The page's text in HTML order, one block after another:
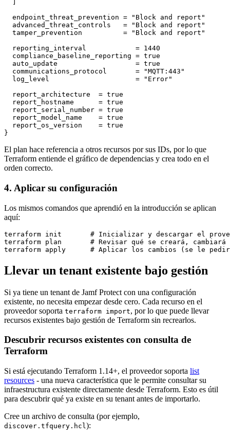
  endpoint_threat_prevention = "Block and report"
  advanced_threat_controls   = "Block and report"
  tamper_prevention          = "Block and report"
  reporting_interval            = 1440
  compliance_baseline_reporting = true
  auto_update                   = true
  communications_protocol       = "MQTT:443"
  log_level                     = "Error"
  report_architecture  = true
  report_hostname      = true
  report_serial_number = true
  report_model_name    = true
  report_os_version    = true
El plan hace referencia a otros recursos por sus IDs, por lo que
Terraform entiende el gráfico de dependencias y crea todo en el
orden correcto.
4. Aplicar su configuración
Los mismos comandos que aprendió en la introducción se aplican
aquí:
terraform init       # Inicializar y descargar el
terraform plan       # Revisar qué se creará, cambiará
Llevar un tenant existente bajo gestión
Si ya tiene un tenant de Jamf Protect con una configuración
existente, no necesita empezar desde cero. Cada recurso en el
proveedor soporta terraform import, por lo que puede llevar
recursos existentes bajo gestión de Terraform sin recrearlos.
Descubrir recursos existentes con consulta de
Terraform
Si está ejecutando Terraform 1.14+, el proveedor soporta list
resources - una nueva característica que le permite consultar su
infraestructura existente directamente desde Terraform. Esto es útil
para descubrir qué ya existe en su tenant antes de importarlo.
Cree un archivo de consulta (por ejemplo,
discover.tfquery.hcl):